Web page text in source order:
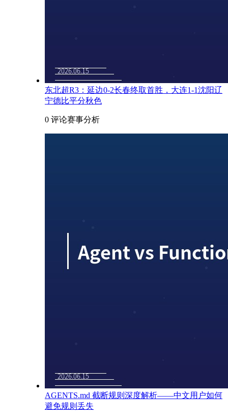
东北超R3：延边0-2长春终取首胜，大连1-1沈阳辽
宁德比平分秋色
0 评论赛事分析
AGENTS.md 截断规则深度解析——中文用户如何
避免规则丢失